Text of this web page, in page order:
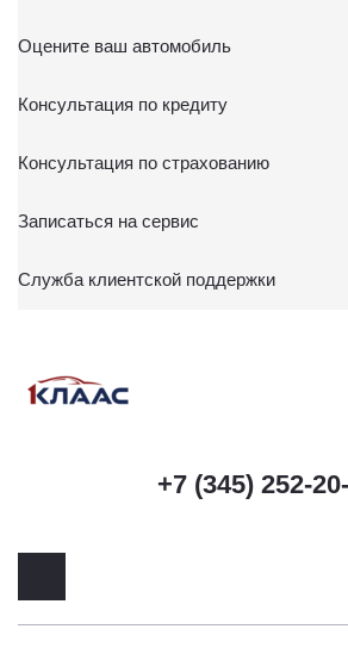
Оцените ваш автомобиль
Консультация по кредиту
Консультация по страхованию
Записаться на сервис
Служба клиентской поддержки
+7 (345) 252-